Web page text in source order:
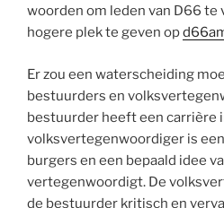
woorden om leden van D66 te
hogere plek te geven op
Er zou een waterscheiding
bestuurders en
bestuurder heeft een carrière
volksvertegenwoordiger is
burgers en een bepaald idee
vertegenwoordigt. De
de bestuurder kritisch en